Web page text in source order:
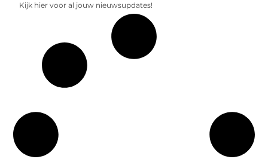
Kijk hier voor al jouw nieuwsupdates!